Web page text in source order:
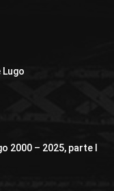
2000 – 2025, parte I